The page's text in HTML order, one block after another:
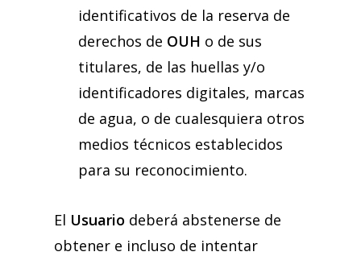
identificativos de la reserva de
derechos de OUH o de sus
titulares, de las huellas y/o
identificadores digitales, marcas
de agua, o de cualesquiera otros
medios técnicos establecidos
para su reconocimiento.
El Usuario deberá abstenerse de
obtener e incluso de intentar